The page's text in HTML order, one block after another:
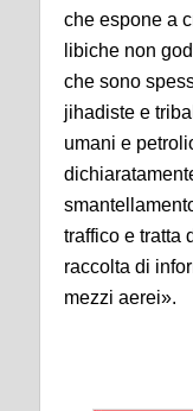
che espone a
libiche non
che sono
jihadiste e
umani e
traffico e tratta
raccolta di
mezzi aerei».